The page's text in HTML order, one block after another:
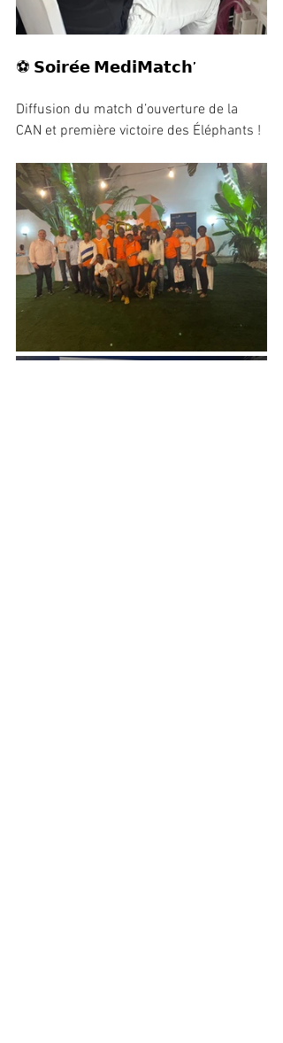
⚽ 𝗦𝗼𝗶𝗿𝗲́𝗲 𝗠𝗲𝗱𝗶𝗠𝗮𝘁𝗰𝗵’
Diffusion du match d’ouverture de la
CAN et première victoire des Éléphants !